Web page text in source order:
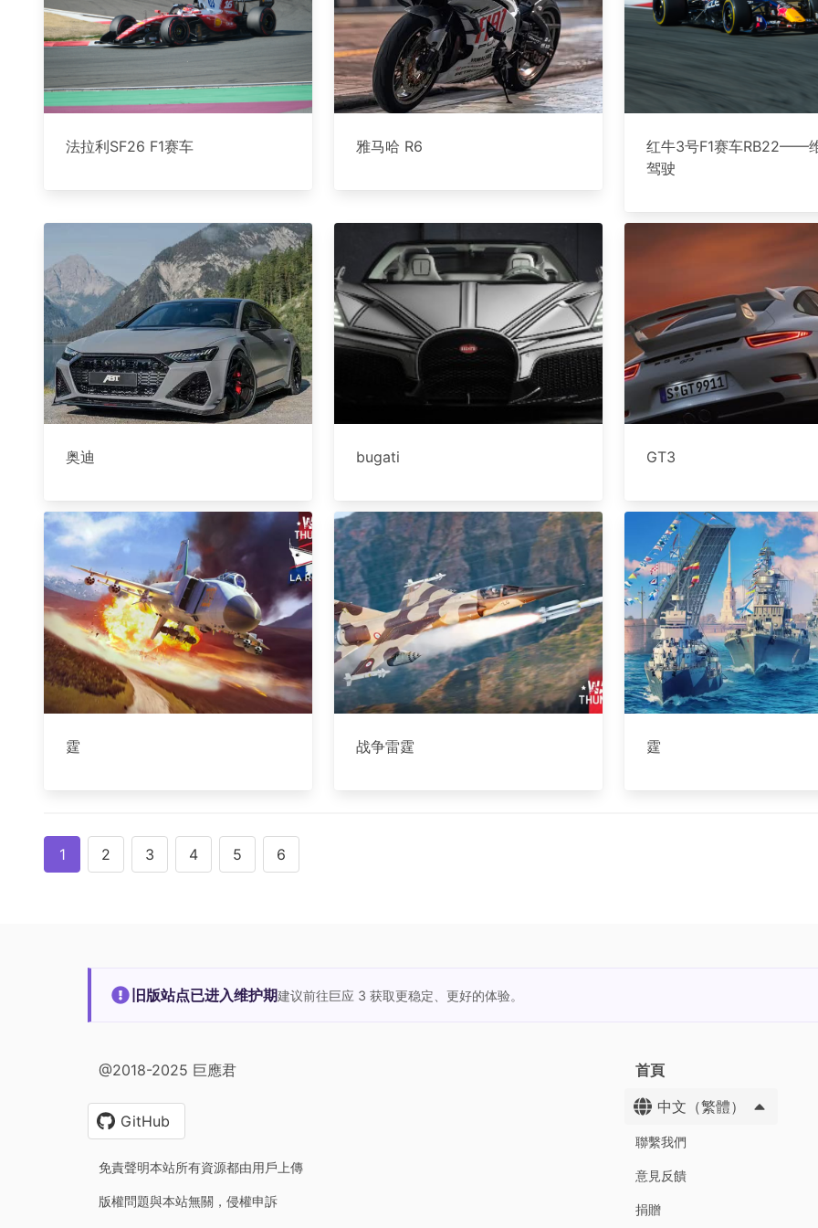
法拉利SF26 F1赛车 雅马哈 R6
红牛3号F1赛车RB22——
驾驶
奥迪 bugati GT3
霆 战争雷霆 霆
1 2 3 4 5 6
旧版站点已进入维护期建议前往巨应 3 获取更稳定、更好的体验。
@2018-2025 巨應君
GitHub
免責聲明本站所有資源都由用戶上傳
版權問題與本站無關，侵權申訴
首頁
中文（繁體）
聯繫我們
意見反饋
捐贈